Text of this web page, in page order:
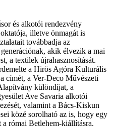
és alkotói rendezvény
illetve önmagát is
továbbadja az
akik élvezik a mai
a textilek újrahasznosítását.
a Hirös Agóra Kulturális
címét, a Ver-Deco Művészeti
különdíjat, a
Ave Savaria alkotói
valamint a Bács-Kiskun
közé sorolható az is, hogy egy
római Betlehem-kiállításra.